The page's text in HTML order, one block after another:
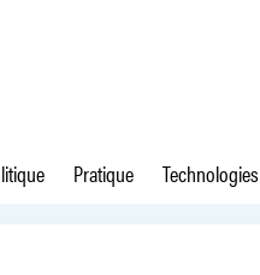
Pratique Technologies